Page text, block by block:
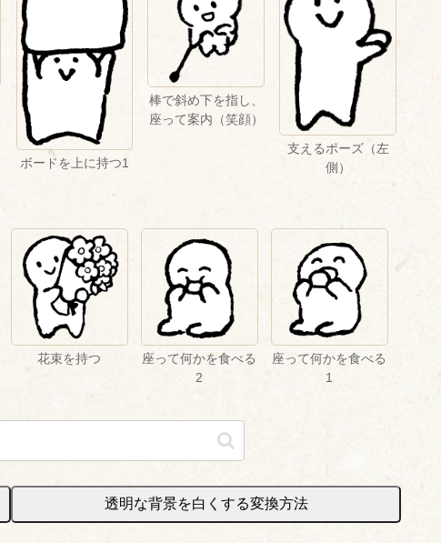
ボードを上に持つ1
棒で斜め下を指し、
座って案内（笑顔）
支えるポーズ（左
側）
花束を持つ
座って何かを食べる
2
座って何かを食べる
1
透明な背景を白くする変換方法